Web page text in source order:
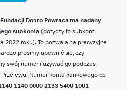
Dobro Powraca ma nadany
subkonta (dotyczy to subkont
2022 roku). To pozwala na precyzyjne
prosimy upewnić się, czy
swój numer i używać go podczas
Przelewu. Numer konta bankowego do
1140 0000 2133 5400 1001